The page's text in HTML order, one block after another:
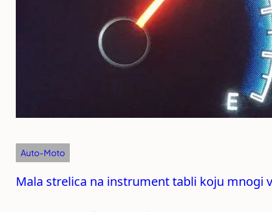
Auto-Moto
Mala strelica na instrument tabli koju mnogi